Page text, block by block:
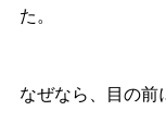
た。
なぜなら、目の